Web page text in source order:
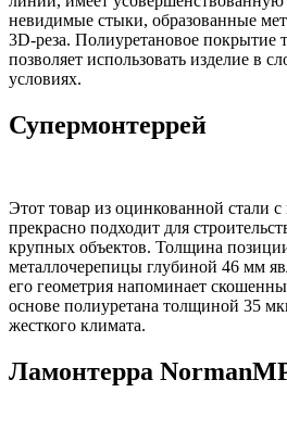
невидимые стыки, образованные
3D-реза. Полиуретановое
позволяет использовать изделие в
условиях.
Супермонтеррей
Этот товар из оцинкованной стали
прекрасно подходит для
крупных объектов. Толщина
металлочерепицы глубиной 46 мм
его геометрия напоминает
основе полиуретана толщиной 35
жесткого климата.
Ламонтерра